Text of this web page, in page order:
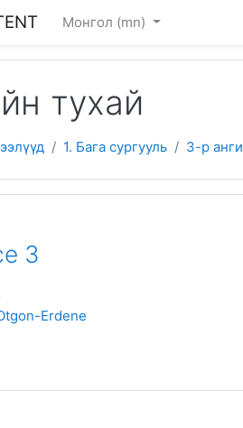
хэсэг Монгол ‎(mn)‎
тухай
1. Бага сургууль 3-р анги
3
Erdene